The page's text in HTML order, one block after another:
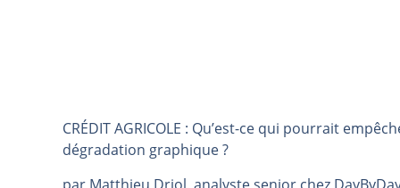
Les événements de cette
La France, maillon faible de
Pourquoi 6 guerres explosent en
CRÉDIT AGRICOLE : Qu’est-ce qui pourrait
dégradation graphique ?